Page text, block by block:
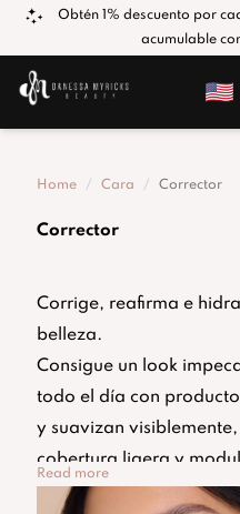
Obtén 1% descuento por
acumulable
Home Cara Corrector
Corrector
Corrige, reafirma e
belleza.
Consigue un look
todo el día con
y suavizan
cobertura ligera y
de piel.
Read more